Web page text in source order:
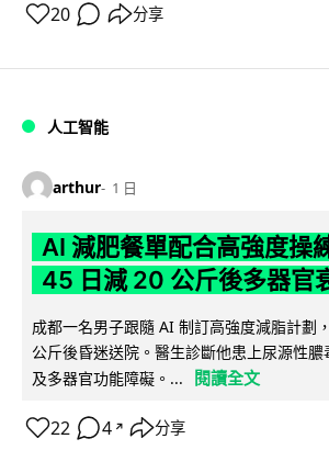
20 分享
人工智能
arthur 1 日
AI 減肥餐單配合高強度
45 日減 20 公斤後多器官
成都一名男子跟隨 AI 制訂高強度減脂計劃
公斤後昏迷送院。醫生診斷他患上尿源性
及多器官功能障礙。...
閱讀全文
22 4 ↗ 分享